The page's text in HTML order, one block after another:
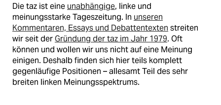
Die taz ist eine unabhängige, linke und
meinungsstarke Tageszeitung. In unseren
Kommentaren, Essays und Debattentexten streiten
wir seit derGründung der taz im Jahr 1979. Oft
können und wollen wir uns nicht auf eine Meinung
einigen. Deshalb finden sich hier teils komplett
gegenläufige Positionen – allesamt Teil des sehr
breiten linken Meinungsspektrums.